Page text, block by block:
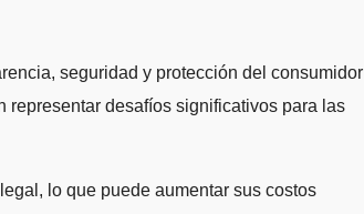
seguridad y protección del consumidor
desafíos significativos para las
lo que puede aumentar sus costos